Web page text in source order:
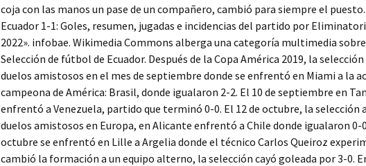
coja con las manos un pase de un compañero, cambió para siempre el puesto.
Ecuador 1-1: Goles, resumen, jugadas e incidencias del partido por
2022». infobae. Wikimedia Commons alberga una categoría multimedia
Selección de fútbol de Ecuador. Después de la Copa América 2019, la
duelos amistosos en el mes de septiembre donde se enfrentó en Miami a la
campeona de América: Brasil, donde igualaron 2-2. El 10 de septiembre en
enfrentó a Venezuela, partido que terminó 0-0. El 12 de octubre, la selección
duelos amistosos en Europa, en Alicante enfrentó a Chile donde igualaron 0-
octubre se enfrentó en Lille a Argelia donde el técnico Carlos Queiroz
cambió la formación a un equipo alterno, la selección cayó goleada por 3-0.